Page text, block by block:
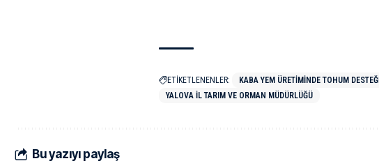
ETİKETLENENLER:
KABA YEM ÜRETIMINDE TOHUM
YALOVA İL TARIM VE ORMAN MÜDÜRLÜĞÜ
Bu yazıyı paylaş